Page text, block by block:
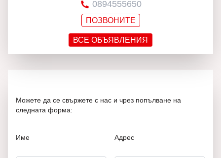
0894555650
ПОЗВОНИТЕ
ВСЕ ОБЪЯВЛЕНИЯ
Можете да се свържете с нас и чрез попълване на
следната форма:
Име Адрес